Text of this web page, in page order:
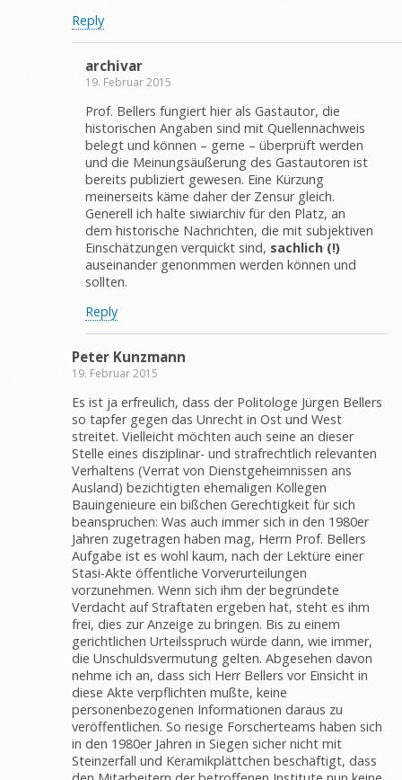
Reply
archivar
19. Februar 2015
Prof. Bellers fungiert hier als Gastautor, die
historischen Angaben sind mit Quellennachweis
belegt und können – gerne – überprüft werden
und die Meinungsäußerung des Gastautoren ist
bereits publiziert gewesen. Eine Kürzung
meinerseits käme daher der Zensur gleich.
Generell ich halte siwiarchiv für den Platz, an
dem historische Nachrichten, die mit subjektiven
Einschätzungen verquickt sind, sachlich (!)
auseinander genonmmen werden können und
sollten.
Reply
Peter Kunzmann
19. Februar 2015
Es ist ja erfreulich, dass der Politologe Jürgen Bellers
so tapfer gegen das Unrecht in Ost und West
streitet. Vielleicht möchten auch seine an dieser
Stelle eines disziplinar- und strafrechtlich relevanten
Verhaltens (Verrat von Dienstgeheimnissen ans
Ausland) bezichtigten ehemaligen Kollegen
Bauingenieure ein bißchen Gerechtigkeit für sich
beanspruchen: Was auch immer sich in den 1980er
Jahren zugetragen haben mag, Herrn Prof. Bellers
Aufgabe ist es wohl kaum, nach der Lektüre einer
Stasi-Akte öffentliche Vorverurteilungen
vorzunehmen. Wenn sich ihm der begründete
Verdacht auf Straftaten ergeben hat, steht es ihm
frei, dies zur Anzeige zu bringen. Bis zu einem
gerichtlichen Urteilsspruch würde dann, wie immer,
die Unschuldsvermutung gelten. Abgesehen davon
nehme ich an, dass sich Herr Bellers vor Einsicht in
diese Akte verpflichten mußte, keine
personenbezogenen Informationen daraus zu
veröffentlichen. So riesige Forscherteams haben sich
in den 1980er Jahren in Siegen sicher nicht mit
Steinzerfall und Keramikplättchen beschäftigt, dass